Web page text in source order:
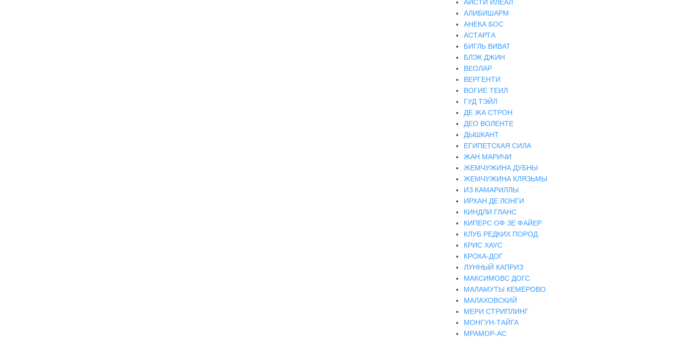
АЙСТИ ИЛЕАЛ
АЛИБИШАРМ
АНЕКА БОС
АСТАРТА
БИГЛЬ ВИВАТ
БЛЭК ДЖИН
ВЕОЛАР
ВЕРГЕНТИ
ВОГИЕ ТЕИЛ
ГУД ТЭЙЛ
ДЕ ЖА СТРОН
ДЕО ВОЛЕНТЕ
ДЫШКАНТ
ЕГИПЕТСКАЯ СИЛА
ЖАН МАРИЧИ
ЖЕМЧУЖИНА ДУБНЫ
ЖЕМЧУЖИНА КЛЯЗЬМЫ
ИЗ КАМАРИЛЛЫ
ИРХАН ДЕ ЛОНГИ
КИНДЛИ ГЛАНС
КИПЕРС ОФ ЗЕ ФАЙЕР
КЛУБ РЕДКИХ ПОРОД
КРИС ХАУС
КРОХА-ДОГ
ЛУННЫЙ КАПРИЗ
МАКСИМОВС ДОГС
МАЛАМУТЫ КЕМЕРОВО
МАЛАХОВСКИЙ
МЕРИ СТРИПЛИНГ
МОНГУН-ТАЙГА
МРАМОР-АС